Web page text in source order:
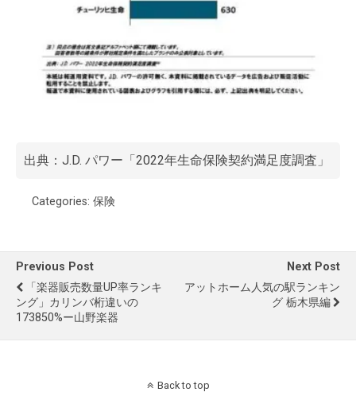
出典：J.D. パワー「 2022年生命保険契約満足度調査 」
Categories: 保険
Previous Post
「楽器販売数量UP率ランキ
ング」カリンバ桁違いの
173850%ー山野楽器
Next Post
アットホーム人気の駅ランキン
グ 栃木県編
Back to top